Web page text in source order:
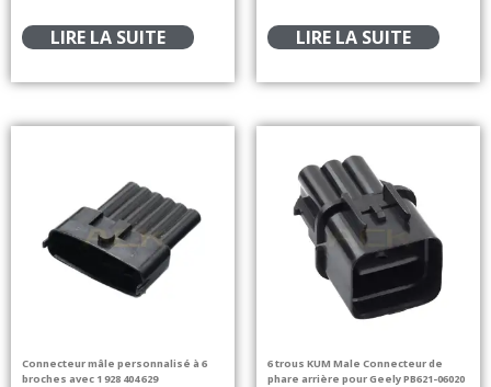
LIRE LA SUITE LIRE LA SUITE
Connecteur mâle personnalisé à 6
broches avec 1 928 404 629
6 trous KUM Male Connecteur de
phare arrière pour Geely PB621-06020